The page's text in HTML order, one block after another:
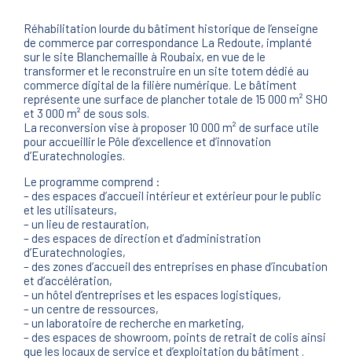
Réhabilitation lourde du bâtiment historique de l’enseigne
de commerce par correspondance La Redoute, implanté
sur le site Blanchemaille à Roubaix, en vue de le
transformer et le reconstruire en un site totem dédié au
commerce digital de la filière numérique. Le bâtiment
représente une surface de plancher totale de 15 000 m² SHO
et 3 000 m² de sous sols.
La reconversion vise à proposer 10 000 m² de surface utile
pour accueillir le Pôle d’excellence et d’innovation
d’Euratechnologies.
Le programme comprend :
– des espaces d’accueil intérieur et extérieur pour le public
et les utilisateurs,
– un lieu de restauration,
– des espaces de direction et d’administration
d’Euratechnologies,
– des zones d’accueil des entreprises en phase d’incubation
et d’accélération,
– un hôtel d’entreprises et les espaces logistiques,
– un centre de ressources,
– un laboratoire de recherche en marketing,
– des espaces de showroom, points de retrait de colis ainsi
que les locaux de service et d’exploitation du bâtiment .